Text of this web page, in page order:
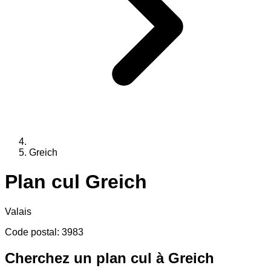
Greich
Plan cul Greich
Valais
Code postal : 3983
Cherchez un plan cul à Greich